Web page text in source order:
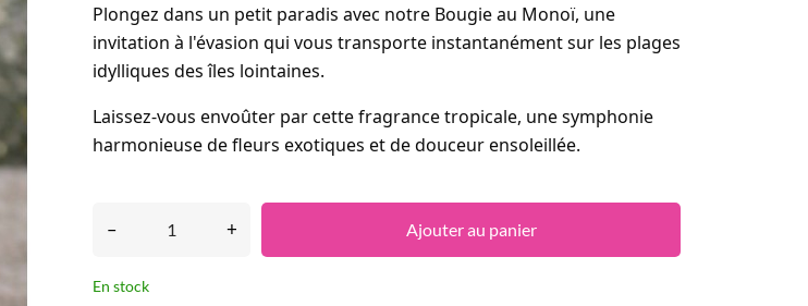
Plongez dans un petit paradis avec notre Bougie au Monoï, une
invitation à l'évasion qui vous transporte instantanément sur les plages
idylliques des îles lointaines.
Laissez-vous envoûter par cette fragrance tropicale, une symphonie
harmonieuse de fleurs exotiques et de douceur ensoleillée.
– + Ajouter au panier
En stock